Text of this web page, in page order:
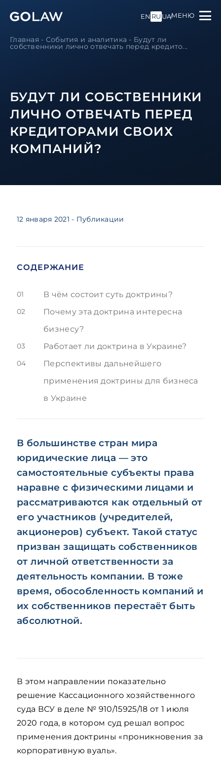
EN RU UAМЕНЮ
Главная - События и аналитика - Будут ли
собственники лично отвечать перед кредито...
БУДУТ ЛИ СОБСТВЕННИКИ
ЛИЧНО ОТВЕЧАТЬ ПЕРЕД
КРЕДИТОРАМИ СВОИХ
КОМПАНИЙ?
12 января 2021 - Публикации
СОДЕРЖАНИЕ
01 В чём состоит суть доктрины?
02
Почему эта доктрина интересна
бизнесу?
03 Работает ли доктрина в Украине?
04
Перспективы дальнейшего
применения доктрины для бизнеса
в Украине
В большинстве стран мира
юридические лица — это
самостоятельные субъекты права
наравне с физическими лицами и
рассматриваются как отдельный от
его участников (учредителей,
акционеров) субъект. Такой статус
призван защищать собственников
от личной ответственности за
деятельность компании. В тоже
время, обособленность компаний и
их собственников перестаёт быть
абсолютной.
В этом направлении показательно
решение Кассационного хозяйственного
суда ВСУ в деле № 910/15925/18 от 1 июля
2020 года, в котором суд решал вопрос
применения доктрины «проникновения за
корпоративную вуаль».